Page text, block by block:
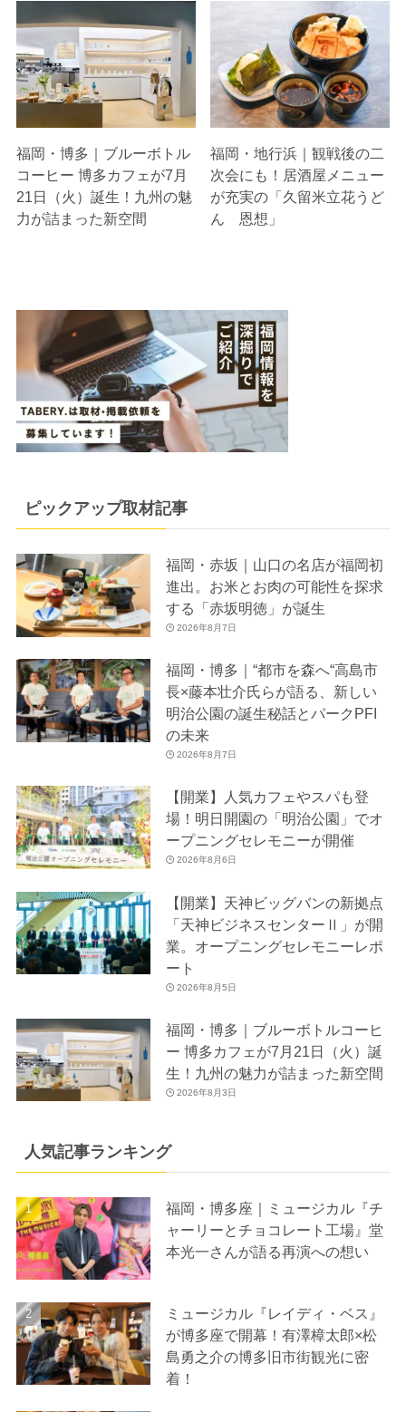
福岡・博多｜ブルーボトル
コーヒー 博多カフェが7月
21日（火）誕生！九州の魅
力が詰まった新空間
福岡・地行浜｜観戦後の二
次会にも！居酒屋メニュー
が充実の「久留米立花うど
ん 恩想」
ピックアップ取材記事
福岡・赤坂｜山口の名店が福岡初
進出。お米とお肉の可能性を探求
する「赤坂明徳」が誕生
2026年8月7日
福岡・博多｜“都市を森へ“高島市
長×藤本壮介氏らが語る、新しい
明治公園の誕生秘話とパークPFI
の未来
2026年8月7日
【開業】人気カフェやスパも登
場！明日開園の「明治公園」でオ
ープニングセレモニーが開催
2026年8月6日
【開業】天神ビッグバンの新拠点
「天神ビジネスセンターⅡ」が開
業。オープニングセレモニーレポ
ート
2026年8月5日
福岡・博多｜ブルーボトルコーヒ
ー 博多カフェが7月21日（火）誕
生！九州の魅力が詰まった新空間
2026年8月3日
人気記事ランキング
福岡・博多座｜ミュージカル『チ
ャーリーとチョコレート工場』堂
本光一さんが語る再演への想い
ミュージカル『レイディ・ベス』
が博多座で開幕！有澤樟太郎×松
島勇之介の博多旧市街観光に密
着！